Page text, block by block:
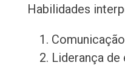
Habilidades
Liderança de